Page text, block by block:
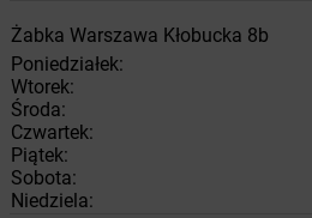
Żabka Warszawa Kłobucka 8b
Poniedziałek:
Wtorek:
Środa:
Czwartek:
Piątek:
Sobota:
Niedziela: